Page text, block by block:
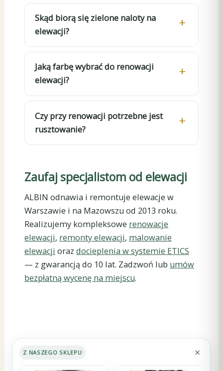
Skąd biorą się zielone naloty na
elewacji?
Jaką farbę wybrać do renowacji
elewacji?
Czy przy renowacji potrzebne jest
rusztowanie?
Zaufaj specjalistom od elewacji
ALBIN odnawia i remontuje elewacje w
Warszawie i na Mazowszu od 2013 roku.
Realizujemy kompleksowe renowacje
elewacji, remonty elewacji, malowanie
elewacji orazdocieplenia w systemie ETICS
— z gwarancją do 10 lat. Zadzwoń lub umów
bezpłatną wycenę na miejscu.
Z NASZEGO SKLEPU ×